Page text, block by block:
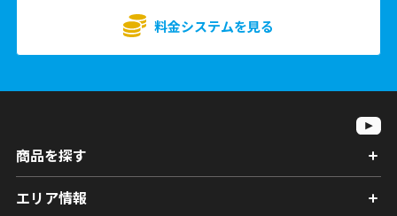
料金システムを見る
商品を探す
エリア情報